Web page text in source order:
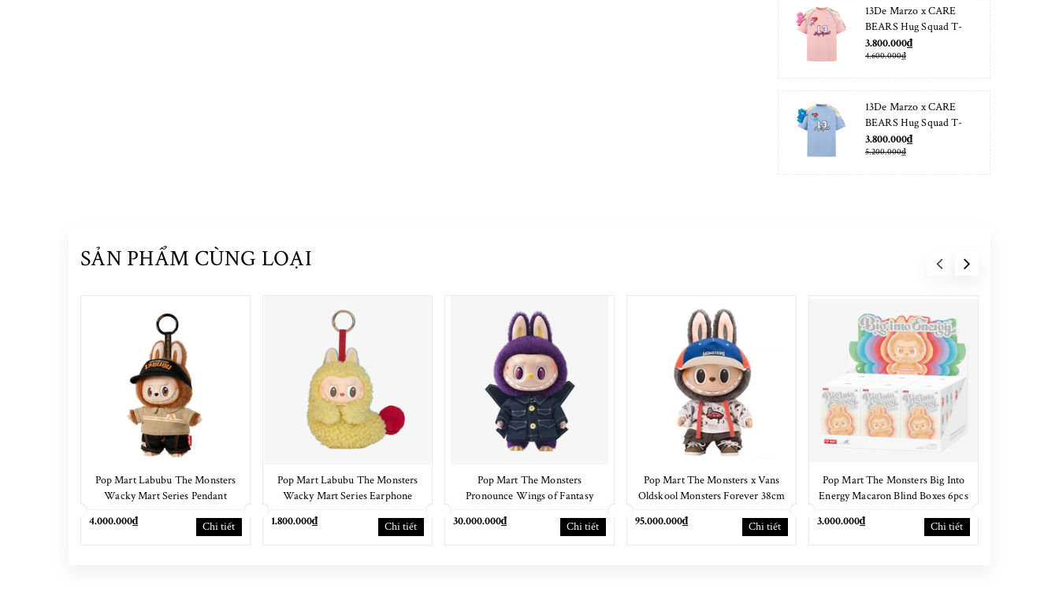
13De Marzo x CARE
BEARS Hug Squad T-
shirt Almond Blossom
3.800.000₫
4.600.000₫
13De Marzo x CARE
BEARS Hug Squad T-
shirt Placid Blue
3.800.000₫
5.200.000₫
SẢN PHẨM CÙNG LOẠI
Pop Mart Labubu The Monsters
Wacky Mart Series Pendant
4.000.000₫ Chi tiết
Pop Mart Labubu The Monsters
Wacky Mart Series Earphone
1.800.000₫ Chi tiết
Pop Mart The Monsters
Pronounce Wings of Fantasy
30.000.000₫ Chi tiết
Pop Mart The Monsters x Vans
Oldskool Monsters Forever 38cm
95.000.000₫
Chi tiết
Pop Mart The Monsters Big Into
Energy Macaron Blind Boxes 6pcs
3.000.000₫ Chi tiết